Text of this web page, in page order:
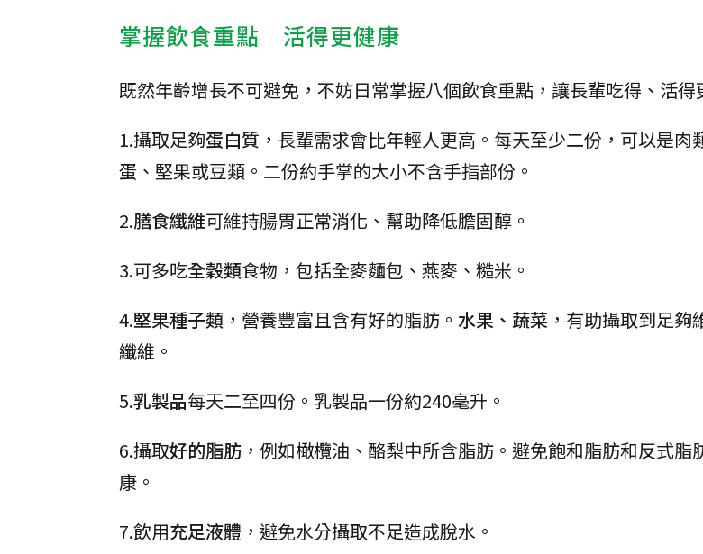
掌握飲食重點 活得更健康
既然年齡增長不可避免，不妨日常掌握八個飲食重點，讓長輩吃得、活得
1.攝取足夠蛋白質 ，長輩需求會比年輕人更高。每天至少二份，可以是
蛋、堅果或豆類。二份約手掌的大小不含手指部份。
2.膳食纖維可維持腸胃正常消化、幫助降低膽固醇。
3.可多吃全穀類食物，包括全麥麵包、燕麥、糙米。
4.堅果種子類 ，營養豐富且含有好的脂肪。 水果、蔬菜 ，有助攝取到足
纖維。
5.乳製品每天二至四份。乳製品一份約240毫升。
6.攝取好的脂肪 ，例如橄欖油、酪梨中所含脂肪。避免飽和脂肪和反式
康。
7.飲用充足液體 ，避免水分攝取不足造成脫水。